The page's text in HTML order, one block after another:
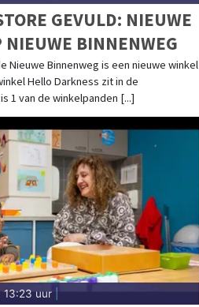
GEVULD: NIEUWE
NIEUWE BINNENWEG
Nieuwe Binnenweg is een nieuwe winkel
Hello Darkness zit in de
1 van de winkelpanden [...]
13:23 uur